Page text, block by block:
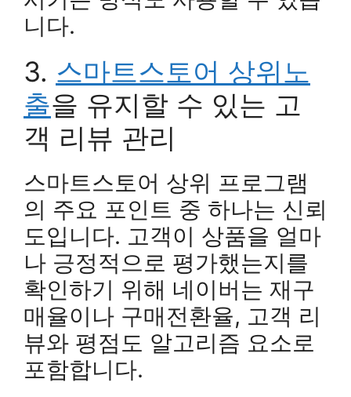
니다.
3. 스마트스토어 상위노
출을 유지할 수 있는 고
객 리뷰 관리
스마트스토어 상위 프로그램
의 주요 포인트 중 하나는 신뢰
도입니다. 고객이 상품을 얼마
나 긍정적으로 평가했는지를
확인하기 위해 네이버는 재구
매율이나 구매전환율, 고객 리
뷰와 평점도 알고리즘 요소로
포함합니다.